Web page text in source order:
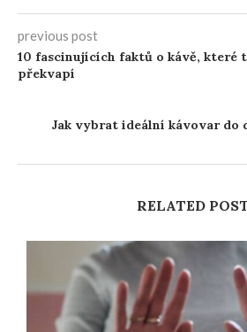
previous post
10 fascinujících faktů o kávě, které
překvapí
Jak vybrat ideální kávovar do
RELATED